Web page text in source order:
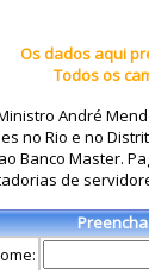
Os dados aqui
Todos os
André
no Rio e no
Banco Master.
de